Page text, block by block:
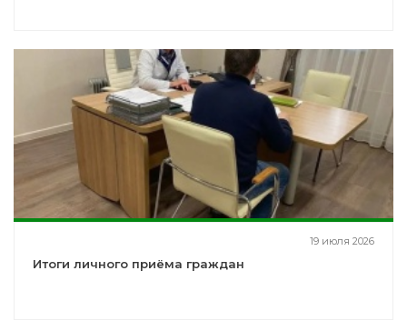
19 июля 2026
Итоги личного приёма граждан